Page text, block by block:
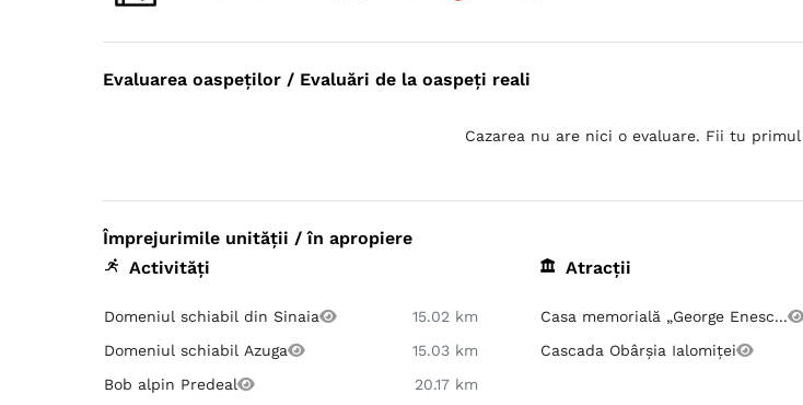
Evaluarea oaspeților / Evaluări de la oaspeți reali
Cazarea nu are nici o evaluare. Fii tu
Împrejurimile unității / în apropiere
Activități
Domeniul schiabil din Sinaia
15.02 km
Domeniul schiabil Azuga
15.03 km
Bob alpin Predeal
20.17 km
Atracții
Casa memorială „George Enesc...
Cascada Obârșia Ialomiței